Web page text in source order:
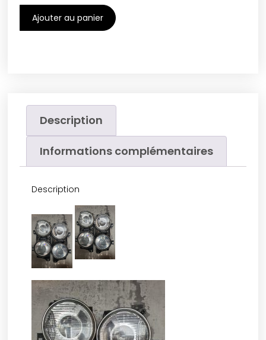
Ajouter au panier
Description
Informations complémentaires
Description